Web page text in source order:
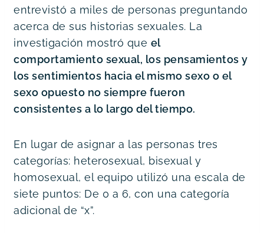
entrevistó a miles de personas preguntando
acerca de sus historias sexuales. La
investigación mostró que el
comportamiento sexual, los pensamientos y
los sentimientos hacia el mismo sexo o el
sexo opuesto no siempre fueron
consistentes a lo largo del tiempo.
En lugar de asignar a las personas tres
categorías: heterosexual, bisexual y
homosexual, el equipo utilizó una escala de
siete puntos: De 0 a 6, con una categoría
adicional de “x”.